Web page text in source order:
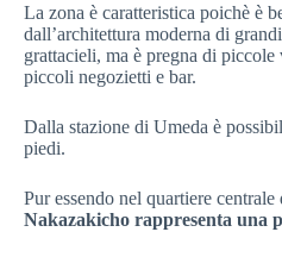
La zona è caratteristica poichè è
dall’architettura moderna di
grattacieli, ma è pregna di
piccoli negozietti e bar.
Dalla stazione di Umeda è
piedi.
Pur essendo nel quartiere centrale
Nakazakicho rappresenta una